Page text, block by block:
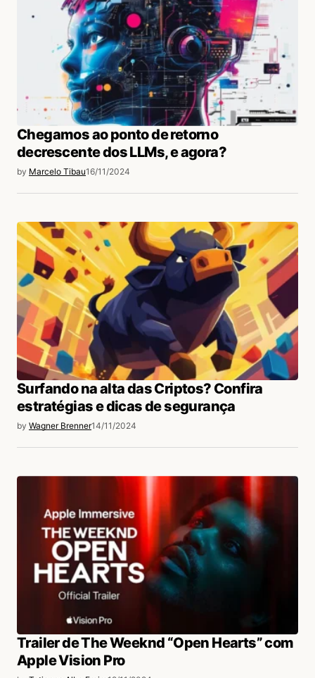
Chegamos ao ponto de retorno
decrescente dos LLMs, e agora?
by Marcelo Tibau16/11/2024
Surfando na alta das Criptos? Confira
estratégias e dicas de segurança
by Wagner Brenner14/11/2024
Trailer de The Weeknd “Open Hearts” com
Apple Vision Pro